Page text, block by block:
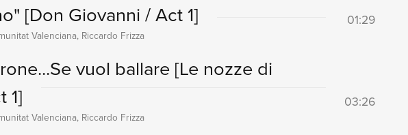
[Don Giovanni / Act 1] 01:29
Valenciana, Riccardo Frizza
vuol ballare[Le nozze di
1]
03:26
Valenciana, Riccardo Frizza